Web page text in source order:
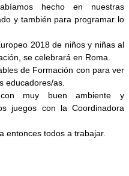
hecho en nuestras
y también para programar lo
2018 de niños y niñas al
se celebrará en Roma.
de Formación con para ver
educadores/as.
muy buen ambiente y
juegos con la Coordinadora
entonces todos a trabajar.